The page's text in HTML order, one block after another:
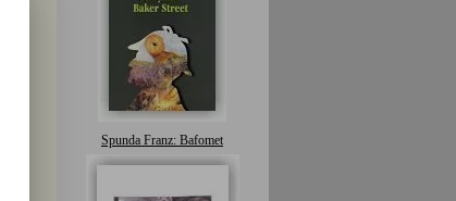
Spunda Franz: Bafomet